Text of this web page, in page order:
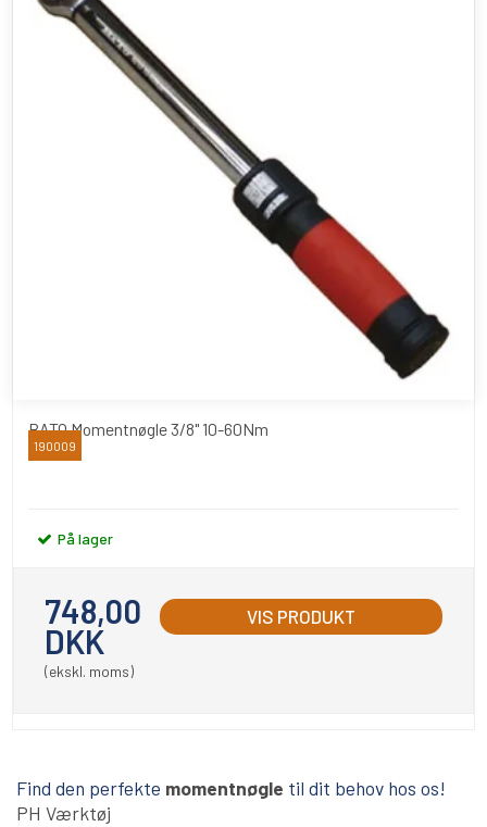
BATO Momentnøgle 3/8" 10-60Nm
BATO
190009
På lager
748,00
DKK
(ekskl. moms)
VIS PRODUKT
Find den perfekte momentnøgle til dit behov hos os!
PH Værktøj